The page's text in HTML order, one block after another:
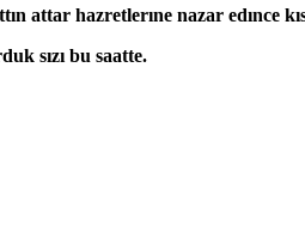
attar hazretlerıne nazar edınce
sızı bu saatte.